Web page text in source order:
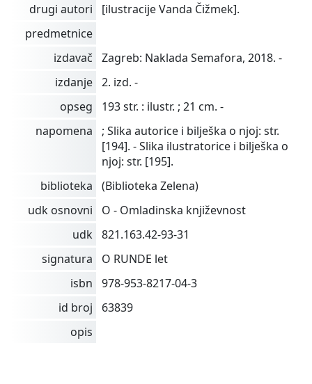
drugi autori
[ilustracije Vanda Čižmek].
predmetnice
izdavač
Zagreb: Naklada Semafora, 2018. -
izdanje 2. izd. -
opseg
193 str. : ilustr. ; 21 cm. -
napomena
; Slika autorice i bilješka o njoj: str.
[194]. - Slika ilustratorice i bilješka o
njoj: str. [195].
biblioteka
(Biblioteka Zelena)
udk osnovni
O - Omladinska književnost
udk 821.163.42-93-31
signatura
O RUNDE let
isbn
978-953-8217-04-3
id broj
63839
opis